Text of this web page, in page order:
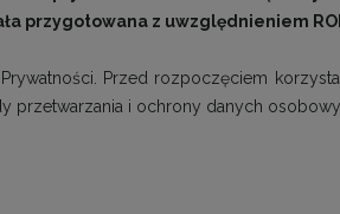
przygotowana z uwzględnieniem
Przed rozpoczęciem
przetwarzania i ochrony danych